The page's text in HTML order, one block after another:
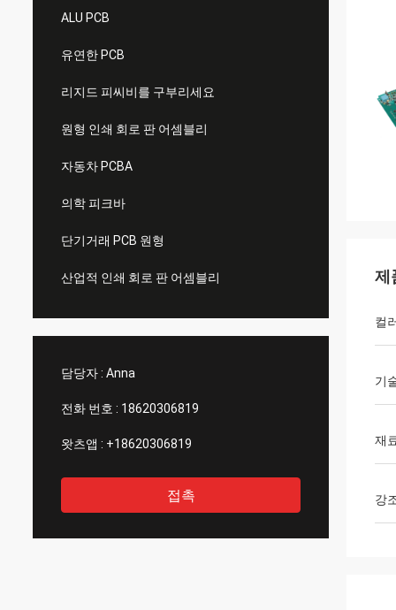
ALU PCB
유연한 PCB
리지드 피씨비를 구부리세요
원형 인쇄 회로 판 어셈블리
자동차 PCBA
의학 피크바
단기거래 PCB 원형
산업적 인쇄 회로 판 어셈블리
담당자 : Anna
전화 번호 : 18620306819
왓츠앱 : +18620306819
접촉
제
컬
기
재
강